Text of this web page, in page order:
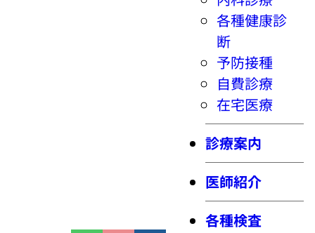
各種健康診
断
予防接種
自費診療
在宅医療
診療案内
医師紹介
各種検査